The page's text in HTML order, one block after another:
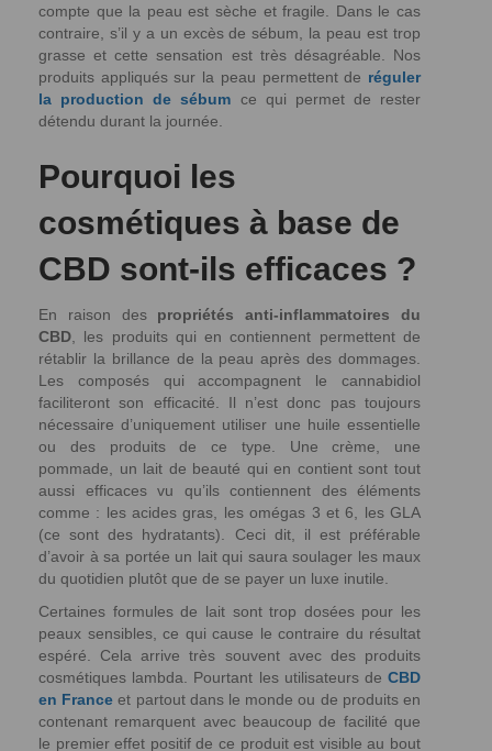
compte que la peau est sèche et fragile. Dans le cas
contraire, s’il y a un excès de sébum, la peau est trop
grasse et cette sensation est très désagréable. Nos
produits appliqués sur la peau permettent de réguler
la production de sébum ce qui permet de rester
détendu durant la journée.
Pourquoi les
cosmétiques à base de
CBD sont-ils efficaces ?
En raison des propriétés anti-inflammatoires du
CBD , les produits qui en contiennent permettent de
rétablir la brillance de la peau après des dommages.
Les composés qui accompagnent le cannabidiol
faciliteront son efficacité. Il n’est donc pas toujours
nécessaire d’uniquement utiliser une huile essentielle
ou des produits de ce type. Une crème, une
pommade, un lait de beauté qui en contient sont tout
aussi efficaces vu qu’ils contiennent des éléments
comme : les acides gras, les omégas 3 et 6, les GLA
(ce sont des hydratants). Ceci dit, il est préférable
d’avoir à sa portée un lait qui saura soulager les maux
du quotidien plutôt que de se payer un luxe inutile.
Certaines formules de lait sont trop dosées pour les
peaux sensibles, ce qui cause le contraire du résultat
espéré. Cela arrive très souvent avec des produits
cosmétiques lambda. Pourtant les utilisateurs de CBD
en France et partout dans le monde ou de produits en
contenant remarquent avec beaucoup de facilité que
le premier effet positif de ce produit est visible au bout